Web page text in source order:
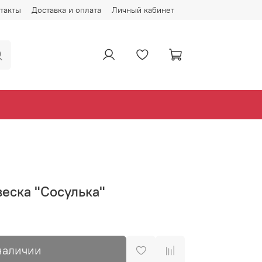
Доставка и оплата Личный кабинет
"Сосулька"